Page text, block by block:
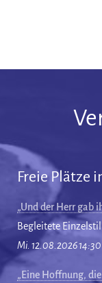
Freie Plätze
„Und der Herr gab
Begleitete
Mi. 12.08.2026
„Eine Hoffnung,